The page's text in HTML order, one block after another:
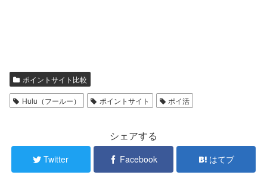
ポイントサイト比較
Hulu（フールー） ポイントサイト ポイ活
シェアする
Twitter Facebook はてブ